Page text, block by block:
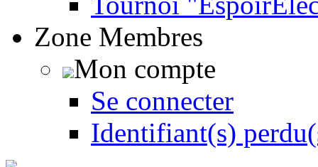
Zone Membres
Mon compte
Se connecter
Identifiant(s)